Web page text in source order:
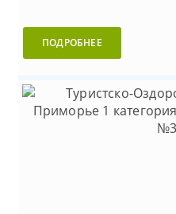
ПОДРОБНЕЕ